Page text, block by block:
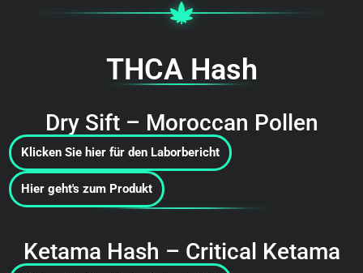
THCA Hash
Dry Sift – Moroccan Pollen
Klicken Sie hier für den Laborbericht
Hier geht's zum Produkt
Ketama Hash – Critical Ketama